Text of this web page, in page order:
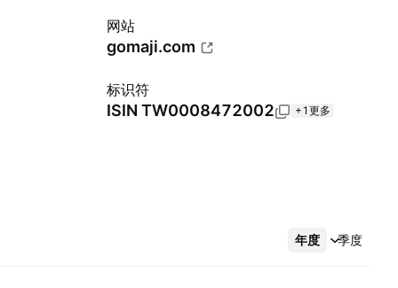
网站
gomaji.com
标识符
ISIN TW0008472002 +1更多
年度 季度
更多